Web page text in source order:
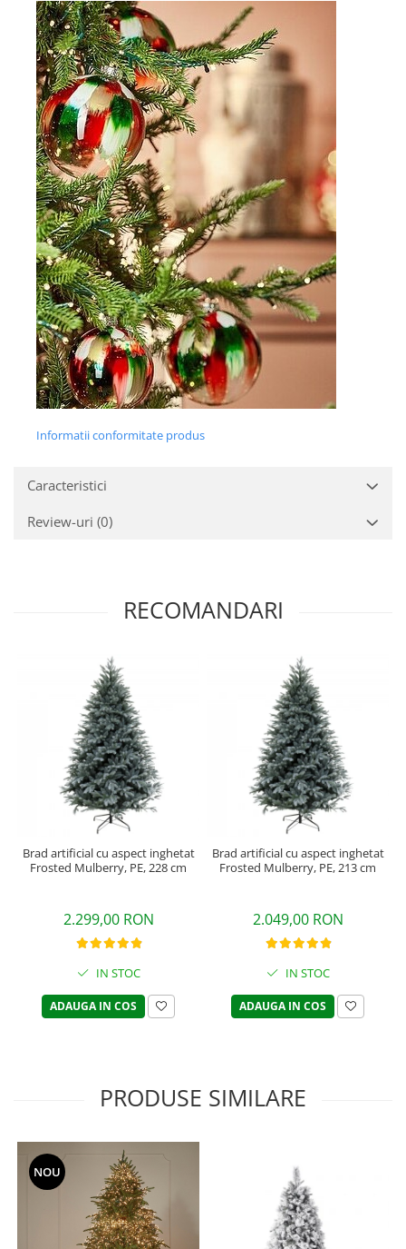
Informatii conformitate produs
Caracteristici
Review-uri (0)
RECOMANDARI
Brad artificial cu aspect inghetat
Frosted Mulberry, PE, 228 cm
2.299,00 RON
IN STOC
ADAUGA IN COS
Brad artificial cu aspect inghetat
Frosted Mulberry, PE, 213 cm
2.049,00 RON
IN STOC
ADAUGA IN COS
PRODUSE SIMILARE
NOU